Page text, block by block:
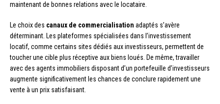
maintenant de bonnes relations avec le locataire.
Le choix des canaux de commercialisation adaptés s’avère
déterminant. Les plateformes spécialisées dans l’investissement
locatif, comme certains sites dédiés aux investisseurs, permettent de
toucher une cible plus réceptive aux biens loués. De même, travailler
avec des agents immobiliers disposant d’un portefeuille d’investisseurs
augmente significativement les chances de conclure rapidement une
vente à un prix satisfaisant.